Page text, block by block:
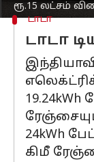
ரூ.15 லட்சம்
டாடா
டாடா
24kWh
கிமீ